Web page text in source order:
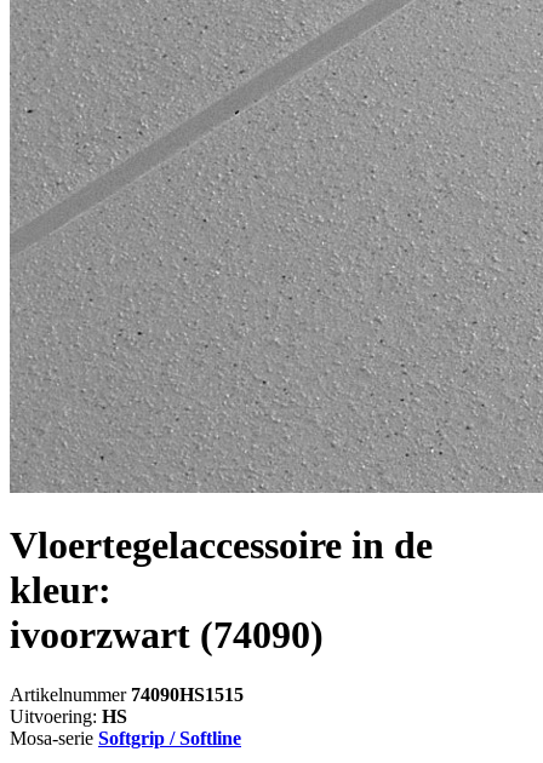
Vloertegelaccessoire in de
kleur:
ivoorzwart (74090)
Artikelnummer 74090HS1515
Uitvoering: HS
Mosa-serie Softgrip / Softline